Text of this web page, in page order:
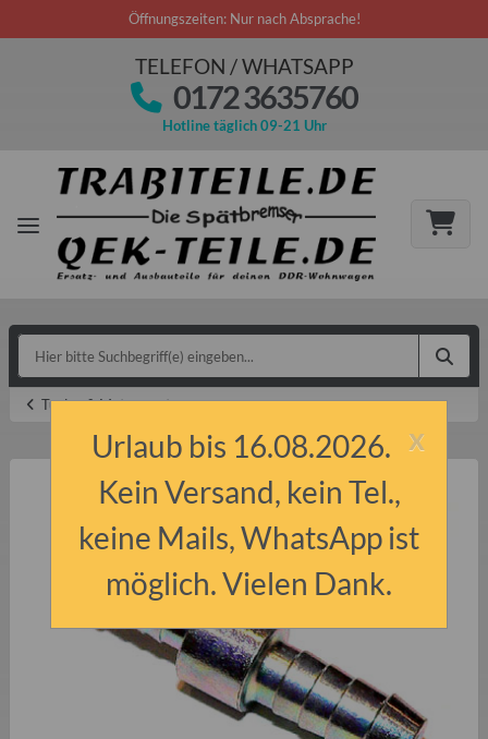
Öffnungszeiten: Nur nach Absprache!
TELEFON / WHATSAPP
0172 3635760
Hotline täglich 09-21 Uhr
Tuning & Motorsport
x
Urlaub bis 16.08.2026.
Kein Versand, kein Tel.,
keine Mails, WhatsApp ist
möglich. Vielen Dank.